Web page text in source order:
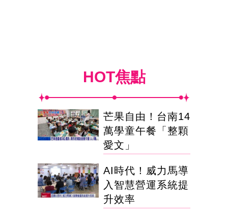
HOT焦點
芒果自由！台南14
萬學童午餐「整顆
愛文」
AI時代！威力馬導
入智慧營運系統提
升效率